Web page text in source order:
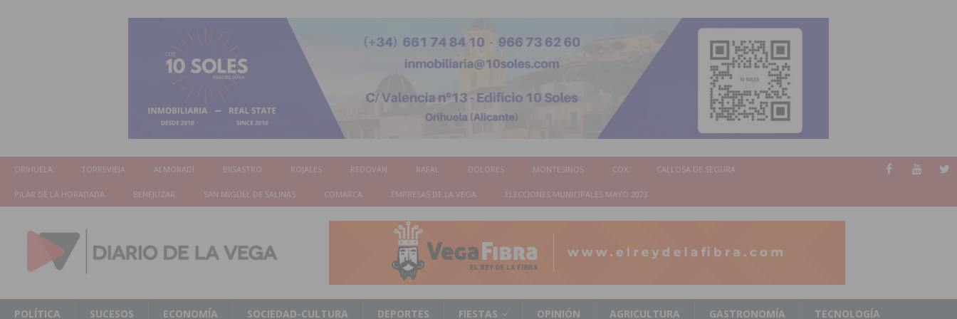
ORIHUELA TORREVIEJA ALMORADÍ BIGASTRO ROJALES REDOVÁN RAFAL DOLORES MONTESINOS COX CALLOSA DE SEGURA
PILAR DE LA HORADADA BENEJUZAR SAN MIGUEL DE SALINAS COMARCA EMPRESAS DE LA VEGA ELECCIONES MUNICIPALES MAYO 2023
POLÍTICA SUCESOS ECONOMÍA SOCIEDAD-CULTURA DEPORTES FIESTAS OPINIÓN AGRICULTURA GASTRONOMÍA TECNOLOGÍA